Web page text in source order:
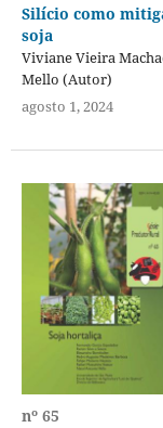
Silício como
soja
Viviane Vieira
Mello (Autor)
agosto 1, 2024
nº 65